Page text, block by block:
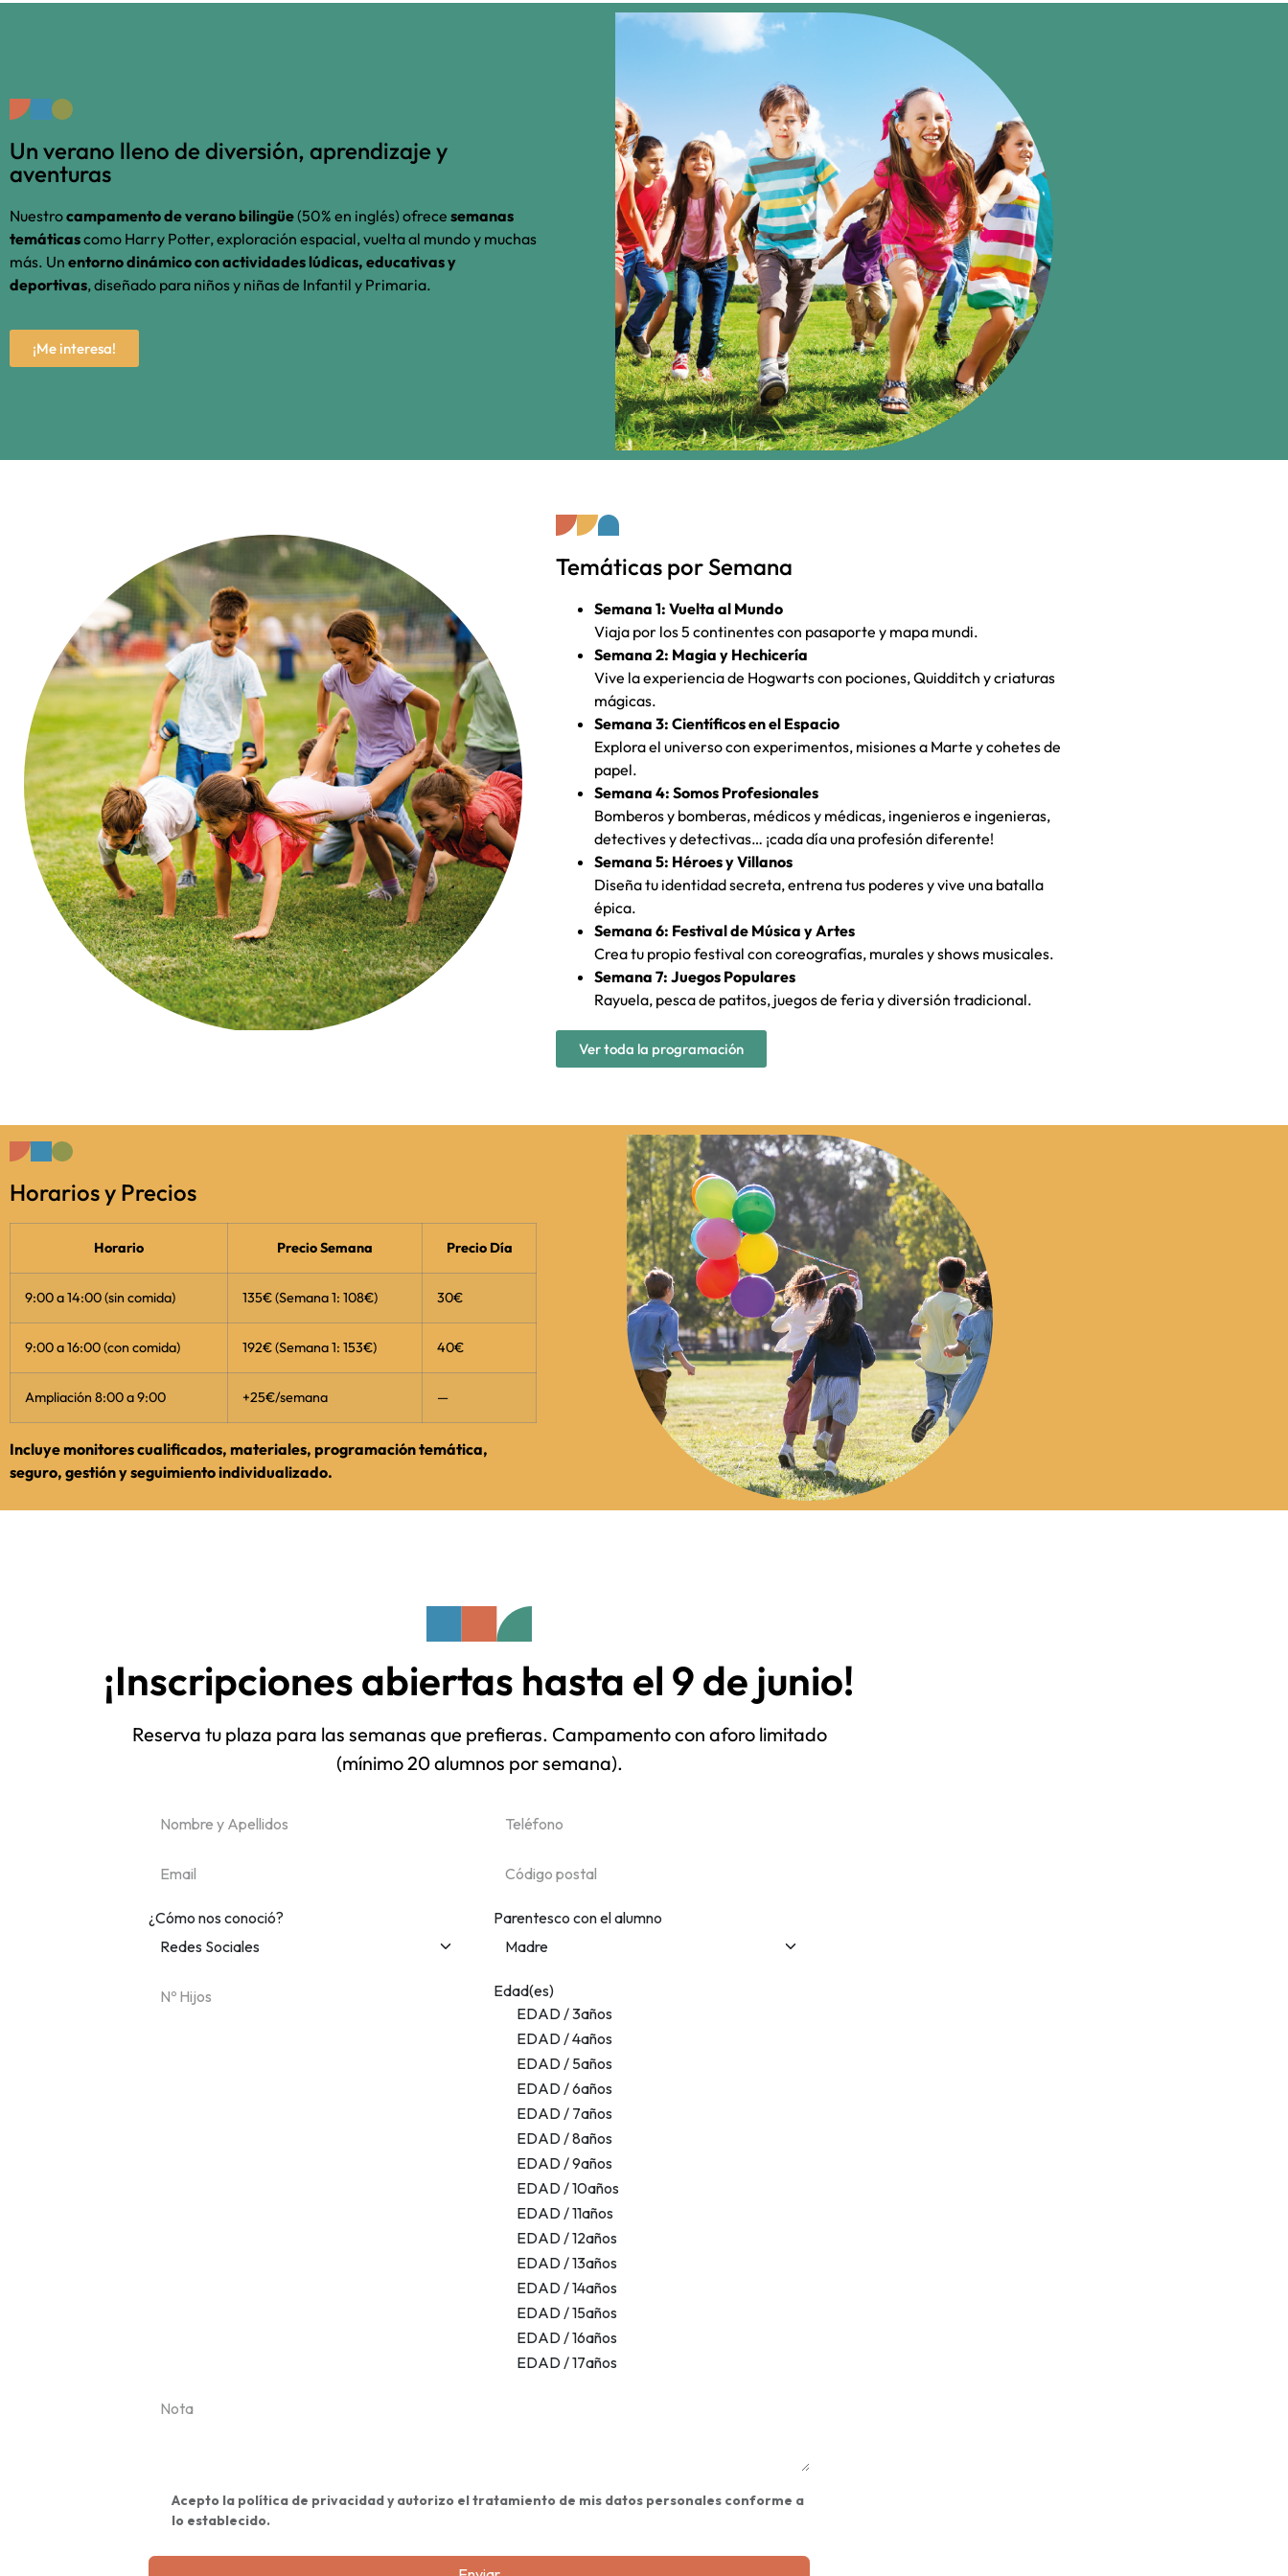
Un verano lleno de diversión, aprendizaje y
aventuras
Nuestrocampamento de verano bilingüe(50% en inglés) ofrece semanas
temáticascomo Harry Potter, exploración espacial, vuelta al mundo y muchas
más. Un entorno dinámico con actividades lúdicas, educativas y
deportivas, diseñado para niños y niñas de Infantil y Primaria.
¡Me interesa!
Temáticas por Semana
Semana 1: Vuelta al Mundo
Viaja por los 5 continentes con pasaporte y mapa mundi.
Semana 2: Magia y Hechicería
Vive la experiencia de Hogwarts con pociones, Quidditch y criaturas
mágicas.
Semana 3: Científicos en el Espacio
Explora el universo con experimentos, misiones a Marte y cohetes de
papel.
Semana 4: Somos Profesionales
Bomberos y bomberas, médicos y médicas, ingenieros e ingenieras,
detectives y detectivas… ¡cada día una profesión diferente!
Semana 5: Héroes y Villanos
Diseña tu identidad secreta, entrena tus poderes y vive una batalla
épica.
Semana 6: Festival de Música y Artes
Crea tu propio festival con coreografías, murales y shows musicales.
Semana 7: Juegos Populares
Rayuela, pesca de patitos, juegos de feria y diversión tradicional.
Ver toda la programación
Horarios y Precios
Horario Precio Semana Precio Día
9:00 a 14:00 (sin comida) 135€ (Semana 1: 108€) 30€
9:00 a 16:00 (con comida) 192€ (Semana 1: 153€) 40€
Ampliación 8:00 a 9:00 +25€/semana —
Incluye monitores cualificados, materiales, programación temática,
seguro, gestión y seguimiento individualizado.
¡Inscripciones abiertas hasta el 9 de junio!
Reserva tu plaza para las semanas que prefieras. Campamento con aforo limitado
(mínimo 20 alumnos por semana).